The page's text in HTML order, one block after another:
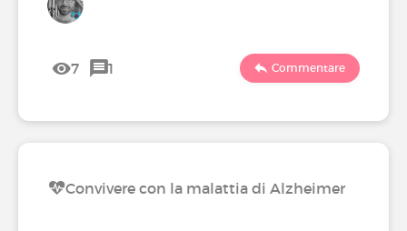
7 1 Commentare
Convivere con la malattia di Alzheimer